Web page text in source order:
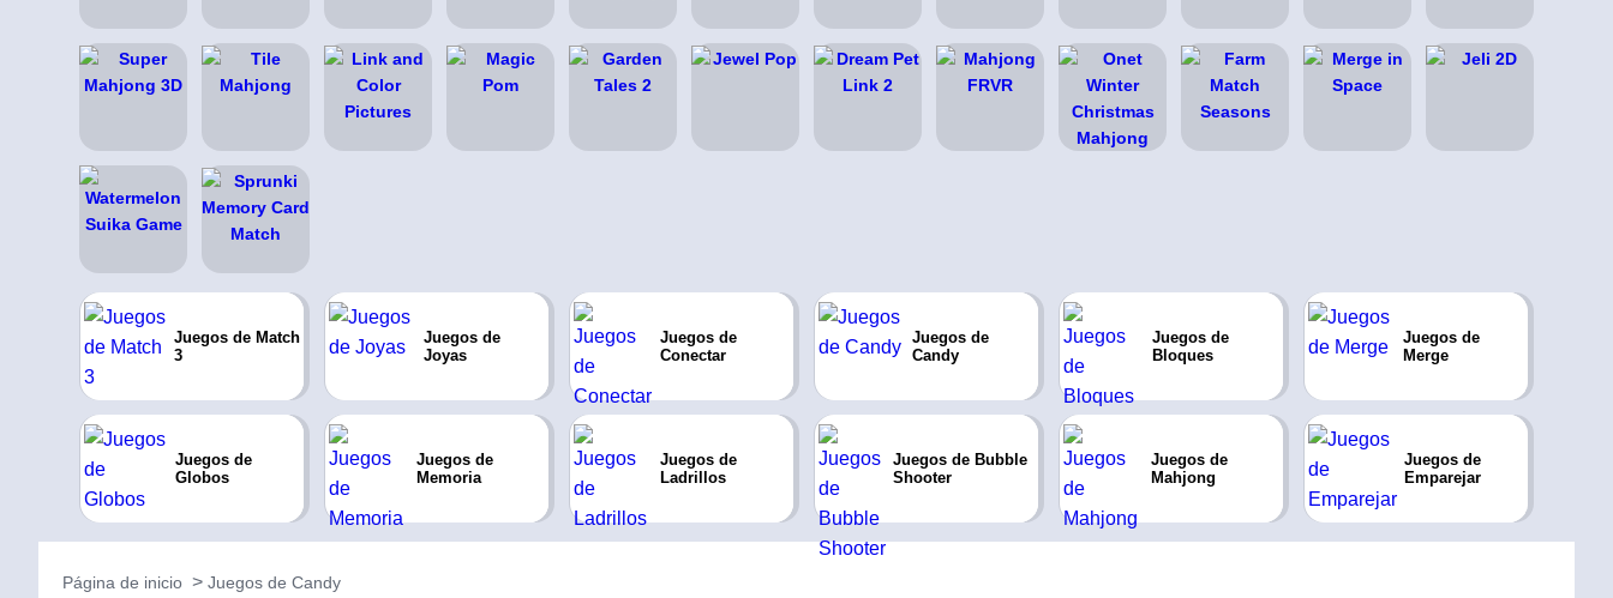
Juegos de Match
3
Juegos de
Joyas
Juegos de
Conectar
Juegos de
Candy
Juegos de
Bloques
Juegos de
Merge
Juegos de
Globos
Juegos de
Memoria
Juegos de
Ladrillos
Juegos de Bubble
Shooter
Juegos de
Mahjong
Juegos de
Emparejar
Página de inicio Juegos de Candy